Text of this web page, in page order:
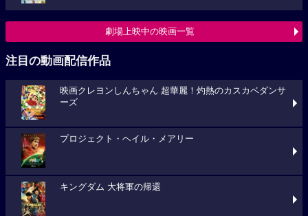
劇場上映中の映画一覧
注目の動画配信作品
映画クレヨンしんちゃん 超華麗！灼熱のカスカベダンサ
ーズ
プロジェクト・ヘイル・メアリー
キングダム 大将軍の帰還